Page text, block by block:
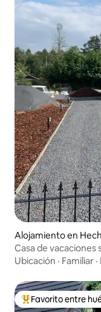
Alojamiento en
Casa de vacaciones
Ubicación · Familiar ·
Favorito entre
Favorito entre